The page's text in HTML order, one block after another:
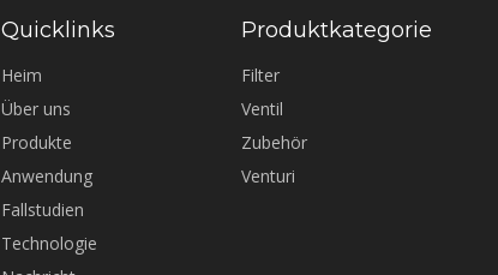
Quicklinks
Heim
Über uns
Produkte
Anwendung
Fallstudien
Technologie
Produktkategorie
Filter
Ventil
Zubehör
Venturi